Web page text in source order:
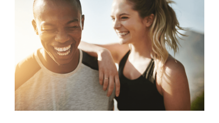
imagen
grande